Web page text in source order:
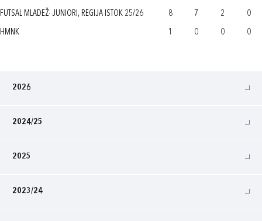
FUTSAL MLADEŽ- JUNIORI, REGIJA ISTOK 25/26 8 7 2 0
HMNK 1 0 0 0
2026
2024/25
2025
2023/24